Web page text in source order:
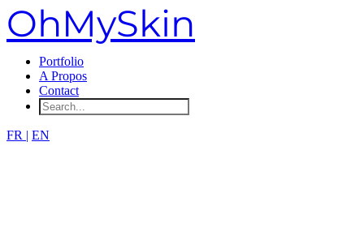
OhMySkin
Portfolio
A Propos
Contact
FR | EN